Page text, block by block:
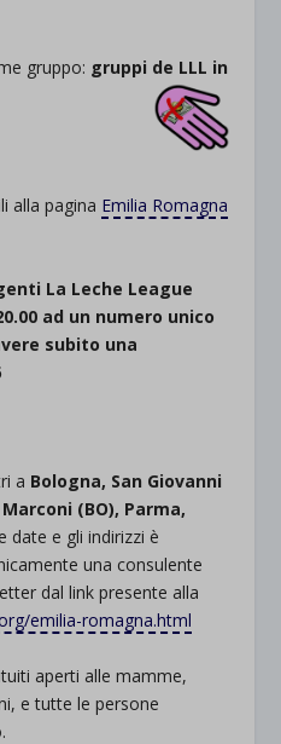
gruppo: gruppi de LLL in
alla pagina Emilia Romagna
La Leche League
ad un numero unico
subito una
a Bologna, San Giovanni
(BO), Parma,
date e gli indirizzi è
una consulente
dal link presente alla
emilia-romagna.html
aperti alle mamme,
e tutte le persone